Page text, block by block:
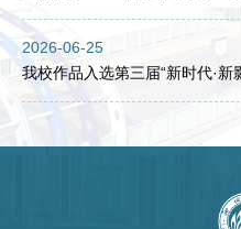
2026-06-25
我校作品入选第三届“新时代·新